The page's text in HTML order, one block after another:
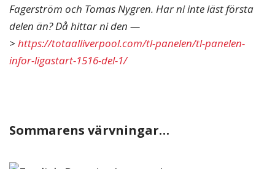
Fagerström och Tomas Nygren. Har ni inte läst första
delen än? Då hittar ni den —
>https://totaalliverpool.com/tl-panelen/tl-panelen-
infor-ligastart-1516-del-1/
Sommarens värvningar…